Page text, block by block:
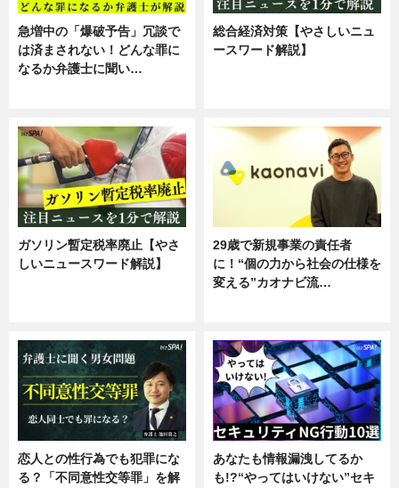
急増中の「爆破予告」冗談で
は済まされない！どんな罪に
なるか弁護士に聞い…
総合経済対策【やさしいニュ
ースワード解説】
ガソリン暫定税率廃止【やさ
しいニュースワード解説】
29歳で新規事業の責任者
に！“個の力から社会の仕様を
変える”カオナビ流…
恋人との性行為でも犯罪にな
る？「不同意性交等罪」を解
あなたも情報漏洩してるか
も!?“やってはいけない”セキ